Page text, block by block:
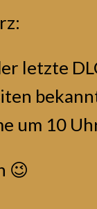
letzte
um 10
😉